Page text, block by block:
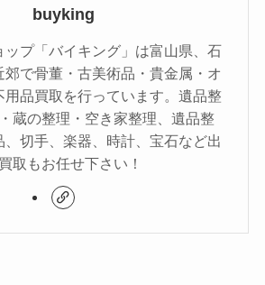
buyking
ップ「バイキング」は富山県、石
郊で骨董・古美術品・貴金属・オ
用品買取を行っています。遺品整
蔵の整理・空き家整理、遺品整
切手、楽器、時計、宝石など出
取もお任せ下さい！